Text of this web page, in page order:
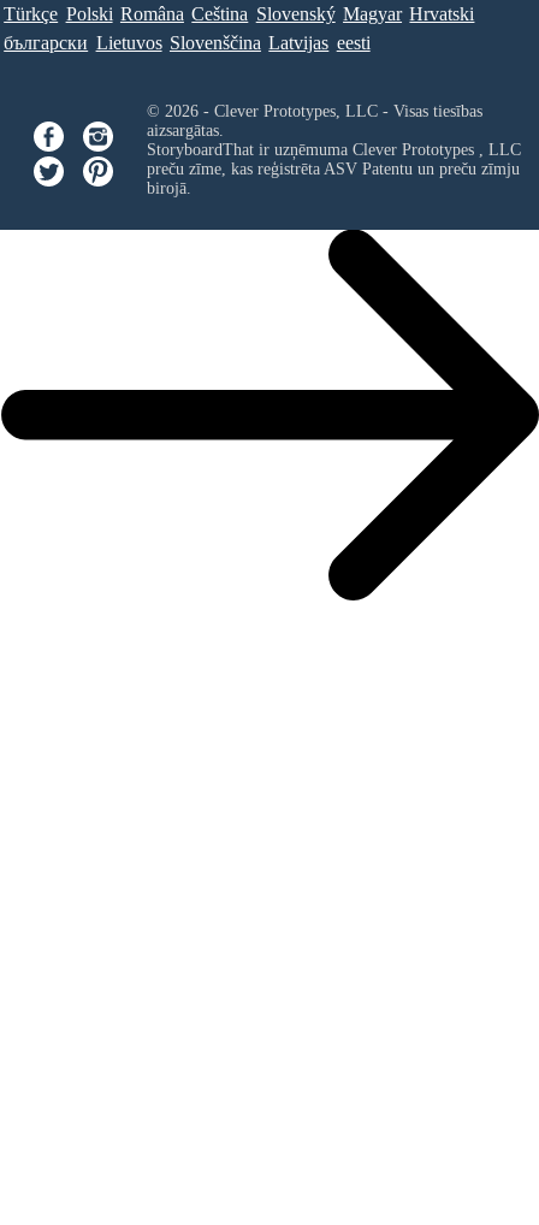
Türkçe Polski Româna Ceština Slovenský Magyar Hrvatski
български Lietuvos Slovenščina Latvijas eesti
© 2026 - Clever Prototypes, LLC - Visas tiesības
aizsargātas.
StoryboardThat ir uzņēmuma Clever Prototypes , LLC
preču zīme, kas reģistrēta ASV Patentu un preču zīmju
birojā.